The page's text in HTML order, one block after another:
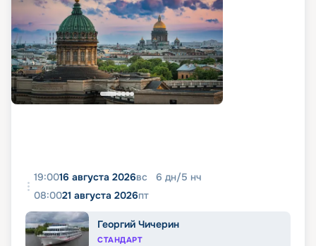
19:0016 августа 2026вс 6 дн/5 нч
08:0021 августа 2026пт
Георгий Чичерин
СТАНДАРТ